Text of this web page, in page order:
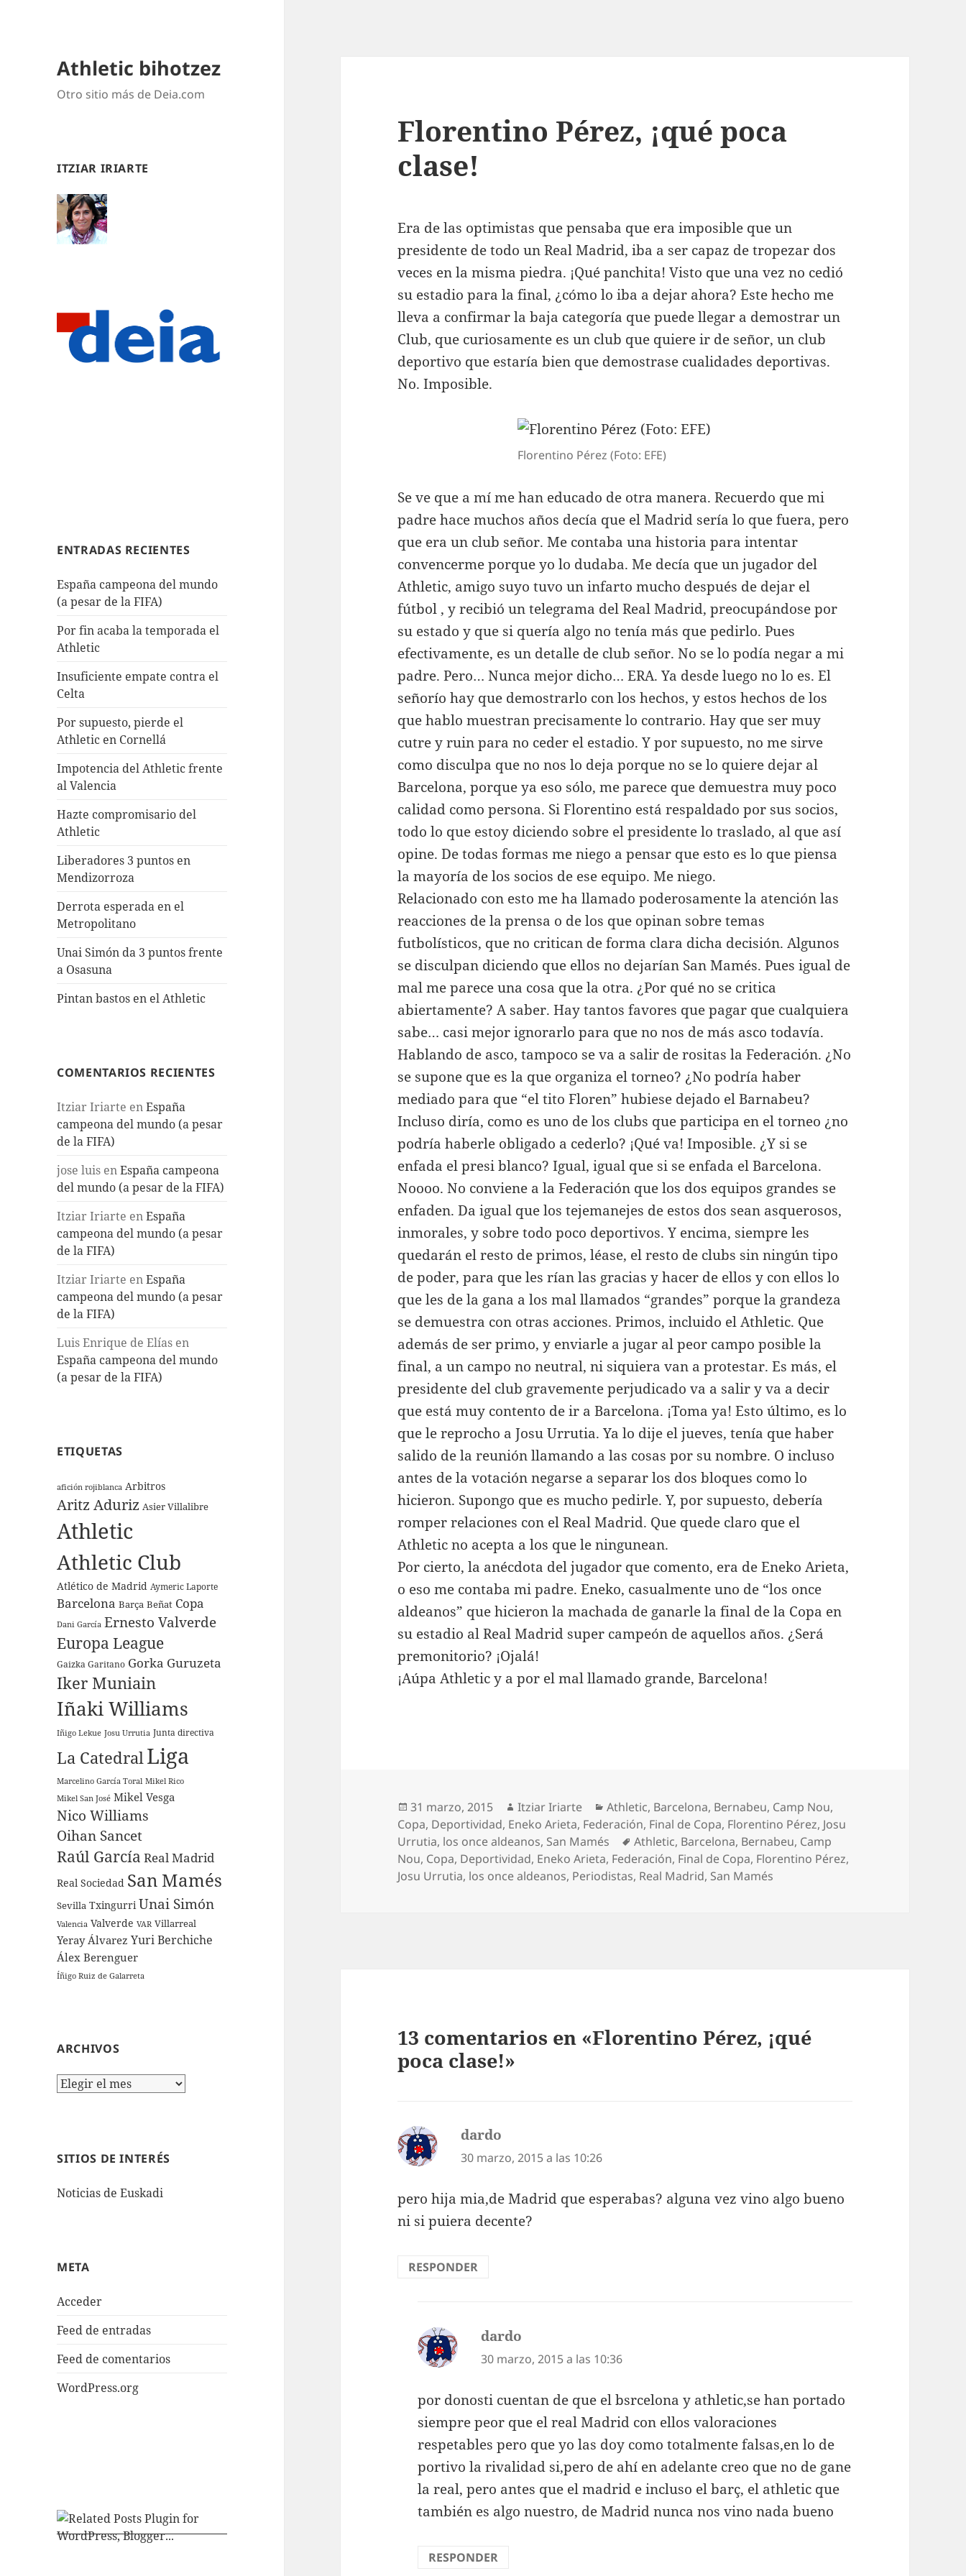
Athletic bihotzez
Otro sitio más de Deia.com
ITZIAR IRIARTE
ENTRADAS RECIENTES
España campeona del mundo
(a pesar de la FIFA)
Por fin acaba la temporada el
Athletic
Insuficiente empate contra el
Celta
Por supuesto, pierde el
Athletic en Cornellá
Impotencia del Athletic frente
al Valencia
Hazte compromisario del
Athletic
Liberadores 3 puntos en
Mendizorroza
Derrota esperada en el
Metropolitano
Unai Simón da 3 puntos frente
a Osasuna
Pintan bastos en el Athletic
COMENTARIOS RECIENTES
Itziar Iriarte enEspaña
campeona del mundo (a pesar
de la FIFA)
jose luis enEspaña campeona
del mundo (a pesar de la FIFA)
Itziar Iriarte enEspaña
campeona del mundo (a pesar
de la FIFA)
Itziar Iriarte enEspaña
campeona del mundo (a pesar
de la FIFA)
Luis Enrique de Elías en
España campeona del mundo
(a pesar de la FIFA)
ETIQUETAS
afición rojiblanca Arbitros
Aritz Aduriz Asier Villalibre
Athletic
Athletic Club
Atlético de Madrid Aymeric Laporte
Barcelona Barça Beñat Copa
Dani García Ernesto Valverde
Europa League
Gaizka Garitano Gorka Guruzeta
Iker Muniain
Iñaki Williams
Iñigo Lekue Josu Urrutia Junta directiva
La CatedralLiga
Marcelino García Toral Mikel Rico
Mikel San José Mikel Vesga
Nico Williams
Oihan Sancet
Raúl García Real Madrid
Real Sociedad San Mamés
Sevilla Txingurri Unai Simón
Valencia Valverde VAR Villarreal
Yeray Álvarez Yuri Berchiche
Álex Berenguer
Íñigo Ruiz de Galarreta
ARCHIVOS
Archivos
SITIOS DE INTERÉS
Noticias de Euskadi
META
Acceder
Feed de entradas
Feed de comentarios
WordPress.org
Florentino Pérez, ¡qué poca
clase!
Era de las optimistas que pensaba que era imposible que un
presidente de todo un Real Madrid, iba a ser capaz de tropezar dos
veces en la misma piedra. ¡Qué panchita! Visto que una vez no cedió
su estadio para la final, ¿cómo lo iba a dejar ahora? Este hecho me
lleva a confirmar la baja categoría que puede llegar a demostrar un
Club, que curiosamente es un club que quiere ir de señor, un club
deportivo que estaría bien que demostrase cualidades deportivas.
No. Imposible.
Florentino Pérez (Foto: EFE)
Se ve que a mí me han educado de otra manera. Recuerdo que mi
padre hace muchos años decía que el Madrid sería lo que fuera, pero
que era un club señor. Me contaba una historia para intentar
convencerme porque yo lo dudaba. Me decía que un jugador del
Athletic, amigo suyo tuvo un infarto mucho después de dejar el
fútbol , y recibió un telegrama del Real Madrid, preocupándose por
su estado y que si quería algo no tenía más que pedirlo. Pues
efectivamente, es un detalle de club señor. No se lo podía negar a mi
padre. Pero… Nunca mejor dicho… ERA. Ya desde luego no lo es. El
señorío hay que demostrarlo con los hechos, y estos hechos de los
que hablo muestran precisamente lo contrario. Hay que ser muy
cutre y ruin para no ceder el estadio. Y por supuesto, no me sirve
como disculpa que no nos lo deja porque no se lo quiere dejar al
Barcelona, porque ya eso sólo, me parece que demuestra muy poco
calidad como persona. Si Florentino está respaldado por sus socios,
todo lo que estoy diciendo sobre el presidente lo traslado, al que así
opine. De todas formas me niego a pensar que esto es lo que piensa
la mayoría de los socios de ese equipo. Me niego.
Relacionado con esto me ha llamado poderosamente la atención las
reacciones de la prensa o de los que opinan sobre temas
futbolísticos, que no critican de forma clara dicha decisión. Algunos
se disculpan diciendo que ellos no dejarían San Mamés. Pues igual de
mal me parece una cosa que la otra. ¿Por qué no se critica
abiertamente? A saber. Hay tantos favores que pagar que cualquiera
sabe… casi mejor ignorarlo para que no nos de más asco todavía.
Hablando de asco, tampoco se va a salir de rositas la Federación. ¿No
se supone que es la que organiza el torneo? ¿No podría haber
mediado para que “el tito Floren” hubiese dejado el Barnabeu?
Incluso diría, como es uno de los clubs que participa en el torneo ¿no
podría haberle obligado a cederlo? ¡Qué va! Imposible. ¿Y si se
enfada el presi blanco? Igual, igual que si se enfada el Barcelona.
Noooo. No conviene a la Federación que los dos equipos grandes se
enfaden. Da igual que los tejemanejes de estos dos sean asquerosos,
inmorales, y sobre todo poco deportivos. Y encima, siempre les
quedarán el resto de primos, léase, el resto de clubs sin ningún tipo
de poder, para que les rían las gracias y hacer de ellos y con ellos lo
que les de la gana a los mal llamados “grandes” porque la grandeza
se demuestra con otras acciones. Primos, incluido el Athletic. Que
además de ser primo, y enviarle a jugar al peor campo posible la
final, a un campo no neutral, ni siquiera van a protestar. Es más, el
presidente del club gravemente perjudicado va a salir y va a decir
que está muy contento de ir a Barcelona. ¡Toma ya! Esto último, es lo
que le reprocho a Josu Urrutia. Ya lo dije el jueves, tenía que haber
salido de la reunión llamando a las cosas por su nombre. O incluso
antes de la votación negarse a separar los dos bloques como lo
hicieron. Supongo que es mucho pedirle. Y, por supuesto, debería
romper relaciones con el Real Madrid. Que quede claro que el
Athletic no acepta a los que le ningunean.
Por cierto, la anécdota del jugador que comento, era de Eneko Arieta,
o eso me contaba mi padre. Eneko, casualmente uno de “los once
aldeanos” que hicieron la machada de ganarle la final de la Copa en
su estadio al Real Madrid super campeón de aquellos años. ¿Será
premonitorio? ¡Ojalá!
¡Aúpa Athletic y a por el mal llamado grande, Barcelona!
Publicado
el
31 marzo, 2015 Autor
Itziar Iriarte Categorías
Athletic, Barcelona, Bernabeu, Camp Nou,
Copa, Deportividad, Eneko Arieta, Federación, Final de Copa, Florentino Pérez, Josu
Urrutia, los once aldeanos, San Mamés Etiquetas
Athletic, Barcelona, Bernabeu, Camp
Nou, Copa, Deportividad, Eneko Arieta, Federación, Final de Copa, Florentino Pérez,
Josu Urrutia, los once aldeanos, Periodistas, Real Madrid, San Mamés
13 comentarios en «Florentino Pérez, ¡qué
poca clase!»
dardo
30 marzo, 2015 a las 10:26
pero hija mia,de Madrid que esperabas? alguna vez vino algo bueno
ni si puiera decente?
RESPONDER
dardo
30 marzo, 2015 a las 10:36
por donosti cuentan de que el bsrcelona y athletic,se han portado
siempre peor que el real Madrid con ellos valoraciones
respetables pero que yo las doy como totalmente falsas,en lo de
portivo la rivalidad si,pero de ahí en adelante creo que no de gane
la real, pero antes que el madrid e incluso el barç, el athletic que
también es algo nuestro, de Madrid nunca nos vino nada bueno
RESPONDER